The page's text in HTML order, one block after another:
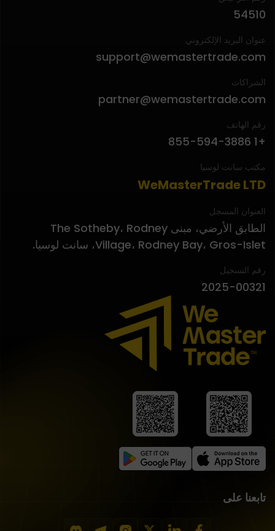
تابعنا على
54510
عنوان البريد الإلكتروني
support@wemastertrade.com
الشراكات
partner@wemastertrade.com
رقم الهاتف
+1 855-594-3886
مكتب سانت لوسيا
WeMasterTrade LTD
العنوان المسجل
الطابق الأرضي، مبنى The Sotheby، Rodney
Village، Rodney Bay، Gros-Islet، سانت لوسيا.
رقم التسجيل
2025-00321